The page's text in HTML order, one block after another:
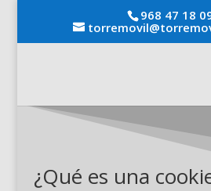
968 47 18
¿Qué es una